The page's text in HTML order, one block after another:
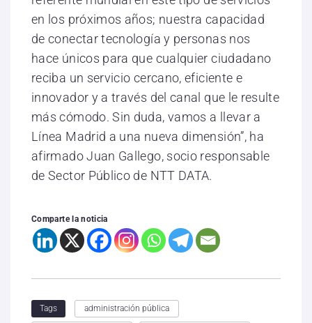
en los próximos años; nuestra capacidad
de conectar tecnología y personas nos
hace únicos para que cualquier ciudadano
reciba un servicio cercano, eficiente e
innovador y a través del canal que le resulte
más cómodo. Sin duda, vamos a llevar a
Línea Madrid a una nueva dimensión”, ha
afirmado Juan Gallego, socio responsable
de Sector Público de NTT DATA.
Comparte la noticia
Tags administración pública